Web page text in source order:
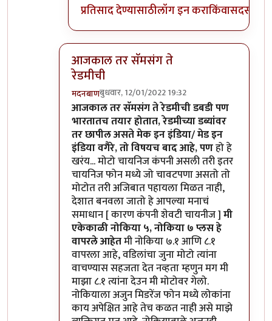
प्रतिसाद देण्यासाठीलॉग इन कराकिंवासदस्य व्हा
आजकाल तर सॅमसंग ते
रेडमीची
मदनबाणबुधवार, 12/01/2022 19:32
In reply toअसंच काही नाहीbyजेम्स वांड
आजकाल तर सॅमसंग ते रेडमीची डबडी पण
भारतातच तयार होतात, रेडमीच्या डब्यांवर
तर छापील असते मेक इन इंडिया/ मेड इन
इंडिया वगैरे, तो विषयच बाद आहे, पणहो हे
खरंय... मोटो चायनिज कंपनी असली तरी इतर
चायनिज फोन मध्ये जो चावटपणा असतो तो
मोटोत तरी अजिबात पहायला मिळत नाही,
देशात बनवला जातो हे आपल्या मनाचं
समाधान [ कारण कंपनी शेवटी चायनीज ]मी
एकेकाळी नोकिया ५, नोकिया ७ प्लस हे
वापरले आहेतमी नोकिया ७.१ आणि ८.१
वापरला आहे, वडिलांचा जुना मोटो त्यांना
वाचण्यास सहजता देत नव्हता म्हणुन मग मी
माझा ८.१ त्यांना देउन मी मोटोवर गेलो.
नोकियाला अजुन मिडरेंज फोन मध्ये लोकांना
काय अपेक्षित आहे तेच कळत नाही असे माझे